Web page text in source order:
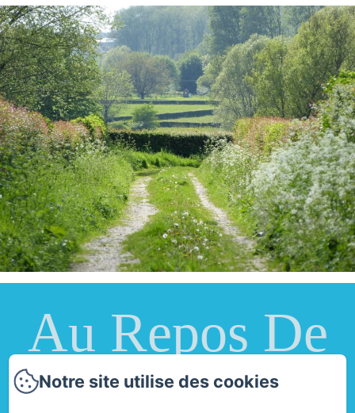
Au Repos De
La Licorne
Notre site utilise des cookies